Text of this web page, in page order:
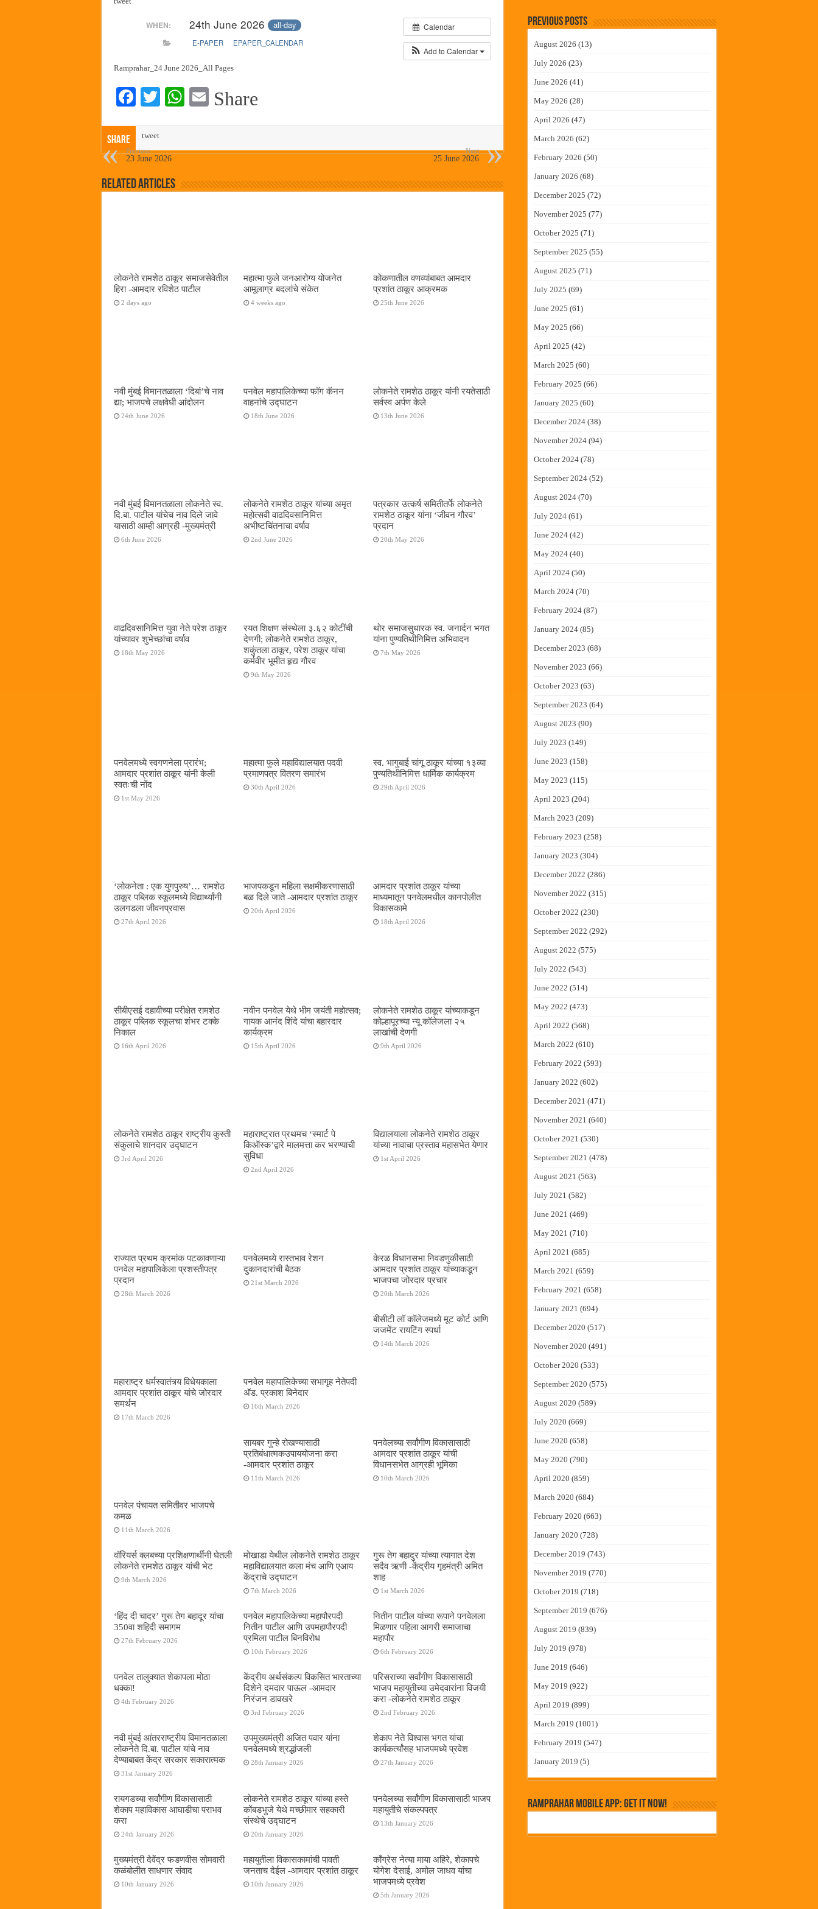
हर घर तिरंगा अभियानासंदर्भात पनवेलमध्ये बैठक
कामोठे येथे समाजोपयोगी वस्तूंच्या वाटपाचा उपक्रम
छत्रपती शिवाजी महाराज महाराजस्व समाधान शिबिरास पनवेलमध्ये उत्स्फूर्त प्रतिसाद
Calendar
Add to Calendar
WHEN: 24th June 2026 all-day
E-PAPER EPAPER_CALENDAR
Ramprahar_24 June 2026_All Pages
Fa
bo
ok
T
r
W
A
E
Share
Share tweet
Previous
23 June 2026
Next
25 June 2026
Related Articles
लोकनेते रामशेठ ठाकूर समाजसेवेतील
हिरा -आमदार रविशेठ पाटील
2 days ago
महात्मा फुले जनआरोग्य योजनेत
आमूलाग्र बदलांचे संकेत
4 weeks ago
कोकणातील वणव्यांबाबत आमदार
प्रशांत ठाकूर आक्रमक
25th June 2026
नवी मुंबई विमानतळाला ‌‘दिबां‌’चे नाव
द्या; भाजपचे लक्षवेधी आंदोलन
24th June 2026
पनवेल महापालिकेच्या फॉग कॅनन
वाहनांचे उद्घाटन
18th June 2026
लोकनेते रामशेठ ठाकूर यांनी रयतेसाठी
सर्वस्व अर्पण केले
13th June 2026
नवी मुंबई विमानतळाला लोकनेते स्व.
दि.बा. पाटील यांचेच नाव दिले जावे
यासाठी आम्ही आग्रही -मुख्यमंत्री
6th June 2026
लोकनेते रामशेठ ठाकूर यांच्या अमृत
महोत्सवी वाढदिवसानिमित्त
अभीष्टचिंतनाचा वर्षाव
2nd June 2026
पत्रकार उत्कर्ष समितीतर्फे लोकनेते
रामशेठ ठाकूर यांना ‌‘जीवन गौरव‌’
प्रदान
20th May 2026
वाढदिवसानिमित्त युवा नेते परेश ठाकूर
यांच्यावर शुभेच्छांचा वर्षाव
18th May 2026
रयत शिक्षण संस्थेला ३.६२ कोटींची
देणगी; लोकनेते रामशेठ ठाकूर,
शकुंतला ठाकूर, परेश ठाकूर यांचा
कर्मवीर भूमीत हृद्य गौरव
9th May 2026
थोर समाजसुधारक स्व. जनार्दन भगत
यांना पुण्यतिथीनिमित्त अभिवादन
7th May 2026
पनवेलमध्ये स्वगणनेला प्रारंभ;
आमदार प्रशांत ठाकूर यांनी केली
स्वतःची नोंद
1st May 2026
महात्मा फुले महाविद्यालयात पदवी
प्रमाणपत्र वितरण समारंभ
30th April 2026
स्व. भागुबाई चांगू ठाकूर यांच्या १३व्या
पुण्यतिथीनिमित्त धार्मिक कार्यक्रम
29th April 2026
‌‘लोकनेता : एक युगपुरुष‌’… रामशेठ
ठाकूर पब्लिक स्कूलमध्ये विद्यार्थ्यांनी
उलगडला जीवनप्रवास
27th April 2026
भाजपकडून महिला सक्षमीकरणासाठी
बळ दिले जाते -आमदार प्रशांत ठाकूर
20th April 2026
आमदार प्रशांत ठाकूर यांच्या
माध्यमातून पनवेलमधील कानपोलीत
विकासकामे
18th April 2026
सीबीएसई दहावीच्या परीक्षेत रामशेठ
ठाकूर पब्लिक स्कूलचा शंभर टक्के
निकाल
16th April 2026
नवीन पनवेल येथे भीम जयंती महोत्सव;
गायक आनंद शिंदे यांचा बहारदार
कार्यक्रम
15th April 2026
लोकनेते रामशेठ ठाकूर यांच्याकडून
कोल्हापूरच्या न्यू कॉलेजला २५
लाखांची देणगी
9th April 2026
लोकनेते रामशेठ ठाकूर राष्ट्रीय कुस्ती
संकुलाचे शानदार उद्घाटन
3rd April 2026
महाराष्ट्रात प्रथमच ‌‘स्मार्ट पे
किऑस्क‌’द्वारे मालमत्ता कर भरण्याची
सुविधा
2nd April 2026
विद्यालयाला लोकनेते रामशेठ ठाकूर
यांच्या नावाचा प्रस्ताव महासभेत येणार
1st April 2026
राज्यात प्रथम क्रमांक पटकावणाऱ्या
पनवेल महापालिकेला प्रशस्तीपत्र
प्रदान
28th March 2026
पनवेलमध्ये रास्तभाव रेशन
दुकानदारांची बैठक
21st March 2026
केरळ विधानसभा निवडणुकीसाठी
आमदार प्रशांत ठाकूर यांच्याकडून
भाजपचा जोरदार प्रचार
20th March 2026
महाराष्ट्र धर्मस्वातंत्र्य विधेयकाला
आमदार प्रशांत ठाकूर यांचे जोरदार
समर्थन
17th March 2026
पनवेल महापालिकेच्या सभागृह नेतेपदी
अ‍ॅड. प्रकाश बिनेदार
16th March 2026
बीसीटी लॉ कॉलेजमध्ये मूट कोर्ट आणि
जजमेंट रायटिंग स्पर्धा
14th March 2026
पनवेल पंचायत समितीवर भाजपचे
कमळ
11th March 2026
सायबर गुन्हे रोखण्यासाठी
प्रतिबंधात्मकउपाययोजना करा
-आमदार प्रशांत ठाकूर
11th March 2026
पनवेलच्या सर्वांगीण विकासासाठी
आमदार प्रशांत ठाकूर यांची
विधानसभेत आग्रही भूमिका
10th March 2026
वॉरियर्स क्लबच्या प्रशिक्षणार्थींनी घेतली
लोकनेते रामशेठ ठाकूर यांची भेट
9th March 2026
मोखाडा येथील लोकनेते रामशेठ ठाकूर
महाविद्यालयात कला मंच आणि एआय
केंद्राचे उद्घाटन
7th March 2026
गुरू तेग बहादुर यांच्या त्यागात देश
सदैव ऋणी -केंद्रीय गृहमंत्री अमित
शाह
1st March 2026
‘हिंद दी चादर’ गुरू तेग बहादूर यांचा
350वा शहिदी समागम
27th February 2026
पनवेल महापालिकेच्या महापौरपदी
नितीन पाटील आणि उपमहापौरपदी
प्रमिला पाटील बिनविरोध
10th February 2026
नितीन पाटील यांच्या रूपाने पनवेलला
मिळणार पहिला आगरी समाजाचा
महापौर
6th February 2026
पनवेल तालुक्यात शेकापला मोठा
धक्का!
4th February 2026
केंद्रीय अर्थसंकल्प विकसित भारताच्या
दिशेने दमदार पाऊल -आमदार
निरंजन डावखरे
3rd February 2026
परिसराच्या सर्वांगीण विकासासाठी
भाजप महायुतीच्या उमेदवारांना विजयी
करा -लोकनेते रामशेठ ठाकूर
2nd February 2026
नवी मुंबई आंतरराष्ट्रीय विमानतळाला
लोकनेते दि.बा. पाटील यांचे नाव
देण्याबाबत केंद्र सरकार सकारात्मक
31st January 2026
उपमुख्यमंत्री अजित पवार यांना
पनवेलमध्ये श्रद्धांजली
28th January 2026
शेकाप नेते विश्वास भगत यांचा
कार्यकर्त्यांसह भाजपमध्ये प्रवेश
27th January 2026
रायगडच्या सर्वांगीण विकासासाठी
शेकाप महाविकास आघाडीचा पराभव
करा
24th January 2026
लोकनेते रामशेठ ठाकूर यांच्या हस्ते
कोंबडभुजे येथे मच्छीमार सहकारी
संस्थेचे उद्घाटन
20th January 2026
पनवेलच्या सर्वांगीण विकासासाठी भाजप
महायुतीचे संकल्पपत्र
13th January 2026
मुख्यमंत्री देवेंद्र फडणवीस सोमवारी
कळंबोलीत साधणार संवाद
10th January 2026
महायुतीला विकासकामांची पावती
जनताच देईल -आमदार प्रशांत ठाकूर
10th January 2026
काँग्रेस नेत्या माया अहिरे, शेकापचे
योगेश देसाई, अमोल जाधव यांचा
भाजपमध्ये प्रवेश
5th January 2026
Previous Posts
August 2026 (13)
July 2026 (23)
June 2026 (41)
May 2026 (28)
April 2026 (47)
March 2026 (62)
February 2026 (50)
January 2026 (68)
December 2025 (72)
November 2025 (77)
October 2025 (71)
September 2025 (55)
August 2025 (71)
July 2025 (69)
June 2025 (61)
May 2025 (66)
April 2025 (42)
March 2025 (60)
February 2025 (66)
January 2025 (60)
December 2024 (38)
November 2024 (94)
October 2024 (78)
September 2024 (52)
August 2024 (70)
July 2024 (61)
June 2024 (42)
May 2024 (40)
April 2024 (50)
March 2024 (70)
February 2024 (87)
January 2024 (85)
December 2023 (68)
November 2023 (66)
October 2023 (63)
September 2023 (64)
August 2023 (90)
July 2023 (149)
June 2023 (158)
May 2023 (115)
April 2023 (204)
March 2023 (209)
February 2023 (258)
January 2023 (304)
December 2022 (286)
November 2022 (315)
October 2022 (230)
September 2022 (292)
August 2022 (575)
July 2022 (543)
June 2022 (514)
May 2022 (473)
April 2022 (568)
March 2022 (610)
February 2022 (593)
January 2022 (602)
December 2021 (471)
November 2021 (640)
October 2021 (530)
September 2021 (478)
August 2021 (563)
July 2021 (582)
June 2021 (469)
May 2021 (710)
April 2021 (685)
March 2021 (659)
February 2021 (658)
January 2021 (694)
December 2020 (517)
November 2020 (491)
October 2020 (533)
September 2020 (575)
August 2020 (589)
July 2020 (669)
June 2020 (658)
May 2020 (790)
April 2020 (859)
March 2020 (684)
February 2020 (663)
January 2020 (728)
December 2019 (743)
November 2019 (770)
October 2019 (718)
September 2019 (676)
August 2019 (839)
July 2019 (978)
June 2019 (646)
May 2019 (922)
April 2019 (899)
March 2019 (1001)
February 2019 (547)
January 2019 (5)
RamPrahar Mobile App: Get it Now!